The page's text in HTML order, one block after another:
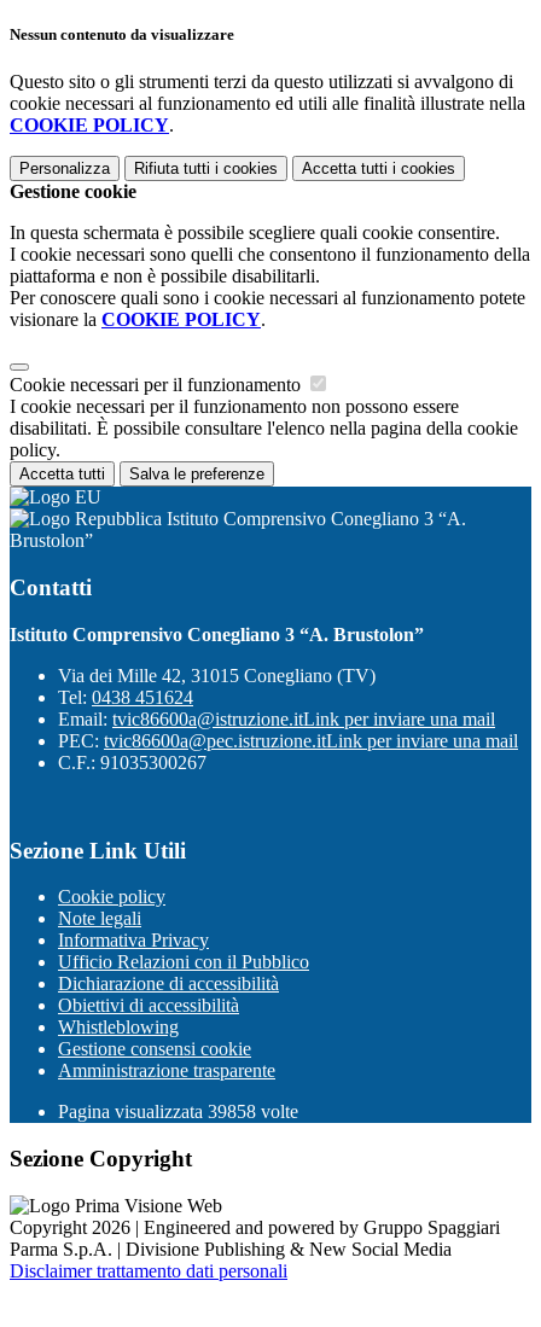
Nessun contenuto da visualizzare
Questo sito o gli strumenti terzi da questo utilizzati si avvalgono di
cookie necessari al funzionamento ed utili alle finalità illustrate nella
COOKIE POLICY.
Personalizza Rifiuta tutti i cookies Accetta tutti i cookies
Gestione cookie
In questa schermata è possibile scegliere quali cookie consentire.
I cookie necessari sono quelli che consentono il funzionamento della
piattaforma e non è possibile disabilitarli.
Per conoscere quali sono i cookie necessari al funzionamento potete
visionare la COOKIE POLICY.
Cookie necessari per il funzionamento
I cookie necessari per il funzionamento non possono essere
disabilitati. È possibile consultare l'elenco nella pagina della cookie
policy.
Accetta tutti Salva le preferenze
Istituto Comprensivo Conegliano 3 “A.
Brustolon”
Contatti
Istituto Comprensivo Conegliano 3 “A. Brustolon”
Via dei Mille 42, 31015 Conegliano (TV)
Tel: 0438 451624
Email: tvic86600a@istruzione.itLink per inviare una mail
PEC: tvic86600a@pec.istruzione.itLink per inviare una mail
C.F.: 91035300267
Sezione Link Utili
Cookie policy
Note legali
Informativa Privacy
Ufficio Relazioni con il Pubblico
Dichiarazione di accessibilità
Obiettivi di accessibilità
Whistleblowing
Gestione consensi cookie
Amministrazione trasparente
Pagina visualizzata 39858 volte
Sezione Copyright
Copyright 2026 | Engineered and powered by Gruppo Spaggiari
Parma S.p.A. | Divisione Publishing & New Social Media
Disclaimer trattamento dati personali